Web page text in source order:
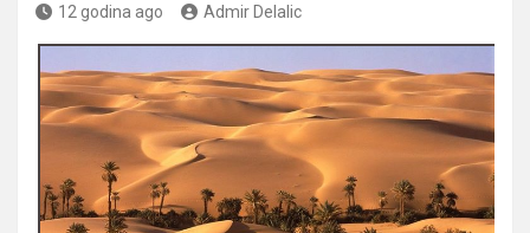
12 godina ago Admir Delalic